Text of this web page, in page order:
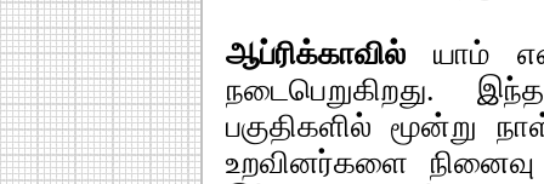
ஆப்ரிக்காவில் யாம்
நடைபெறுகிறது.
பகுதிகளில் மூன்று
உறவினர்களை நினைவு